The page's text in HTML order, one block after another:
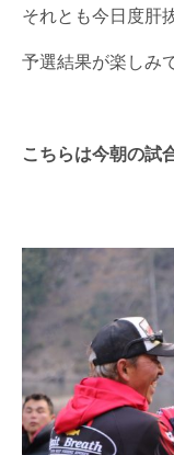
それとも今日度肝
予選結果が楽しみ
こちらは今朝の試